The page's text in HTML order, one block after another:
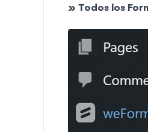
» Todos los